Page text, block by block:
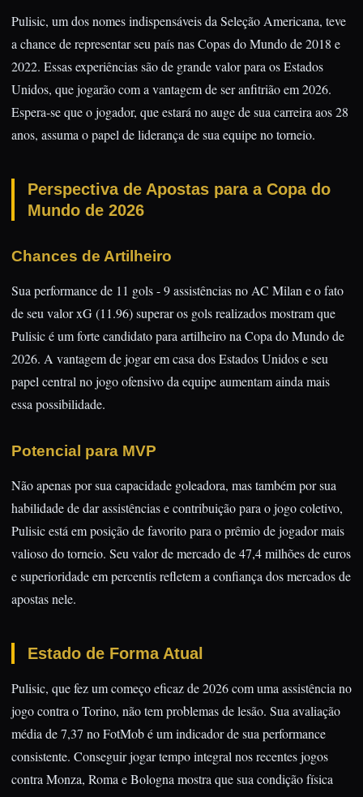
Pulisic, um dos nomes indispensáveis da Seleção Americana, teve
a chance de representar seu país nas Copas do Mundo de 2018 e
2022. Essas experiências são de grande valor para os Estados
Unidos, que jogarão com a vantagem de ser anfitrião em 2026.
Espera-se que o jogador, que estará no auge de sua carreira aos 28
anos, assuma o papel de liderança de sua equipe no torneio.
Perspectiva de Apostas para a Copa do
Mundo de 2026
Chances de Artilheiro
Sua performance de 11 gols - 9 assistências no AC Milan e o fato
de seu valor xG (11.96) superar os gols realizados mostram que
Pulisic é um forte candidato para artilheiro na Copa do Mundo de
2026. A vantagem de jogar em casa dos Estados Unidos e seu
papel central no jogo ofensivo da equipe aumentam ainda mais
essa possibilidade.
Potencial para MVP
Não apenas por sua capacidade goleadora, mas também por sua
habilidade de dar assistências e contribuição para o jogo coletivo,
Pulisic está em posição de favorito para o prêmio de jogador mais
valioso do torneio. Seu valor de mercado de 47,4 milhões de euros
e superioridade em percentis refletem a confiança dos mercados de
apostas nele.
Estado de Forma Atual
Pulisic, que fez um começo eficaz de 2026 com uma assistência no
jogo contra o Torino, não tem problemas de lesão. Sua avaliação
média de 7,37 no FotMob é um indicador de sua performance
consistente. Conseguir jogar tempo integral nos recentes jogos
contra Monza, Roma e Bologna mostra que sua condição física